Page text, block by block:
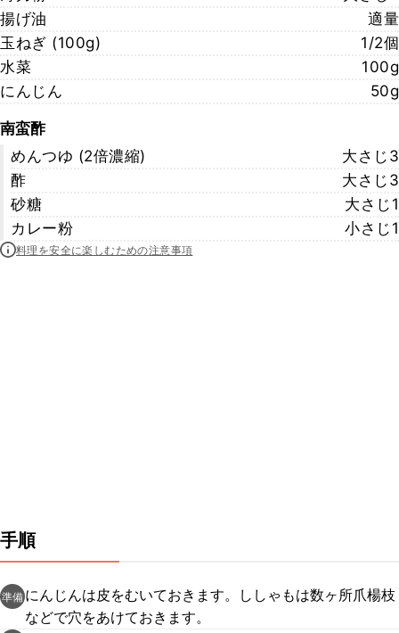
揚げ油
適量
玉ねぎ (100g)
1/2個
水菜
100g
にんじん
50g
南蛮酢
めんつゆ (2倍濃縮)
大さじ3
酢
大さじ3
砂糖
大さじ1
カレー粉
小さじ1
料理を安全に楽しむための注意事項
手順
準備 にんじんは皮をむいておきます。ししゃもは数ヶ所爪楊枝
などで穴をあけておきます。